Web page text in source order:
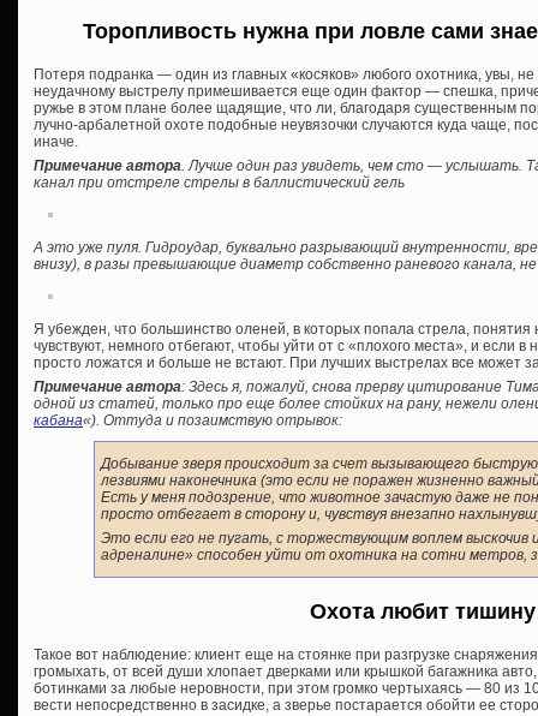
Торопливость нужна при ловле сами
Потеря подранка — один из главных «косяков» любого охотника, увы,
неудачному выстрелу примешивается еще один фактор — спешка,
ружье в этом плане более щадящие, что ли, благодаря существенным
лучно-арбалетной охоте подобные неувязочки случаются куда чаще,
иначе.
Примечание автора. Лучше один раз увидеть, чем сто — услышать.
канал при отстреле стрелы в баллистический гель
А это уже пуля. Гидроудар, буквально разрывающий внутренности,
внизу), в разы превышающие диаметр собственно раневого канала,
Я убежден, что большинство оленей, в которых попала стрела, понятия
чувствуют, немного отбегают, чтобы уйти от с «плохого места», и если в
просто ложатся и больше не встают. При лучших выстрелах все может
Примечание автора: Здесь я, пожалуй, снова прерву цитирование
одной из статей, только про еще более стойких на рану, нежели
кабана«). Оттуда и позаимствую отрывок:
Добывание зверя происходит за счет вызывающего
лезвиями наконечника (это если не поражен жизненно
Есть у меня подозрение, что животное зачастую даже не
просто отбегает в сторону и, чувствуя внезапно
Это если его не пугать, с торжествующим воплем выскочив
адреналине» способен уйти от охотника на сотни метров,
Охота любит
Такое вот наблюдение: клиент еще на стоянке при разгрузке
громыхать, от всей души хлопает дверками или крышкой багажника
ботинками за любые неровности, при этом громко чертыхаясь — 80 из
вести непосредственно в засидке, а зверье постарается обойти ее